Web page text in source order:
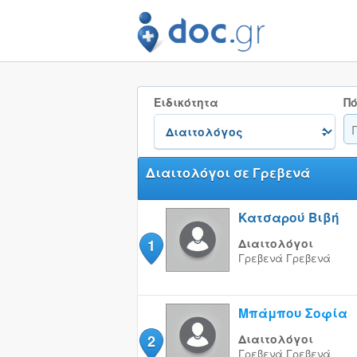
Ειδικότητα
Διαιτολόγοι σε Γρεβενά
1
Κατσαρού Βιβή
Διαιτολόγοι
Γρεβενά Γρεβενά
2
Μπάμπου Σοφία
Διαιτολόγοι
Γρεβενά Γρεβενά